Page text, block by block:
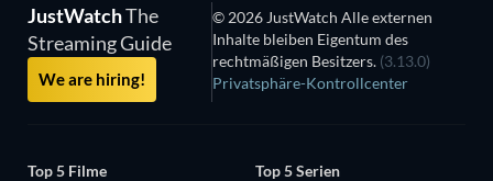
JustWatchThe
Streaming Guide
We are hiring!
© 2026 JustWatch Alle externen
Inhalte bleiben Eigentum des
rechtmäßigen Besitzers. (3.13.0)
Privatsphäre-Kontrollcenter
Top 5 Filme
Top 5 Serien